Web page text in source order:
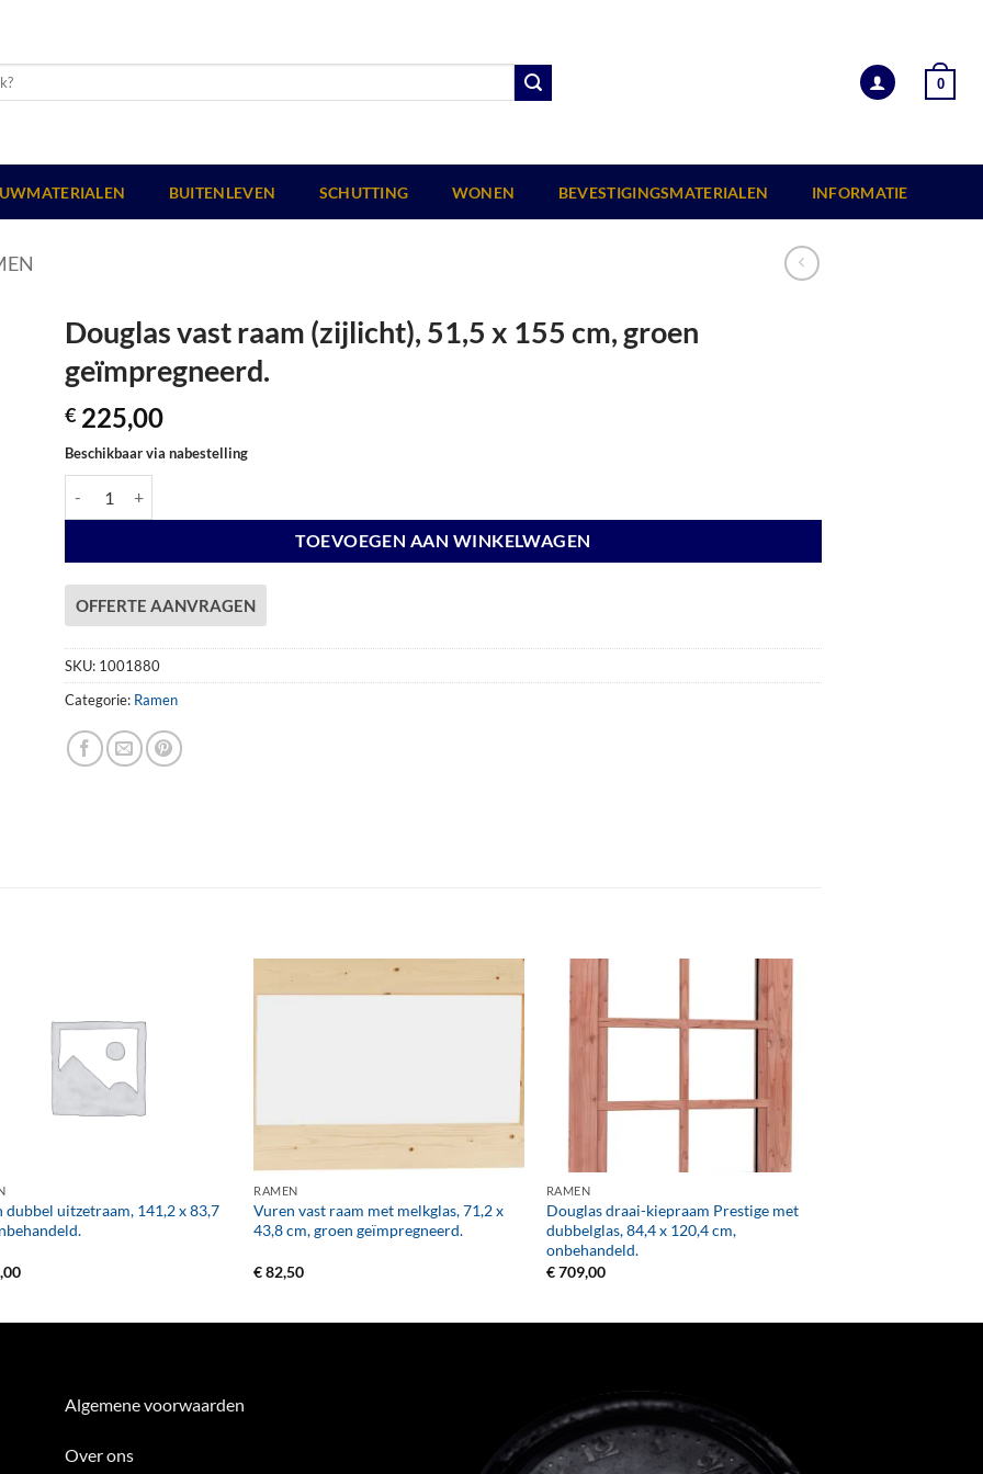
0
BUITENLEVEN SCHUTTING WONEN BEVESTIGINGSMATERIALEN INFORMATIE
Douglas vast raam (zijlicht), 51,5 x 155 cm, groen
geïmpregneerd.
€ 225,00
Beschikbaar via nabestelling
TOEVOEGEN AAN WINKELWAGEN
OFFERTE AANVRAGEN
SKU: 1001880
Categorie: Ramen
dubbel uitzetraam, 141,2 x 83,7
RAMEN
Vuren vast raam met melkglas, 71,2 x
43,8 cm, groen geïmpregneerd.
€82,50
RAMEN
Douglas draai-kiepraam Prestige met
dubbelglas, 84,4 x 120,4 cm,
onbehandeld.
€709,00
Algemene voorwaarden
Over ons